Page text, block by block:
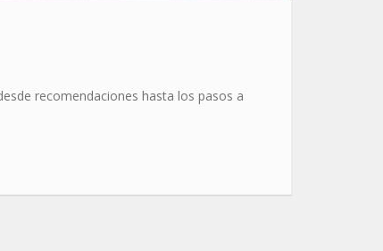
recomendaciones hasta los pasos a